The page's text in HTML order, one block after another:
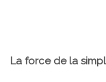
La force de la